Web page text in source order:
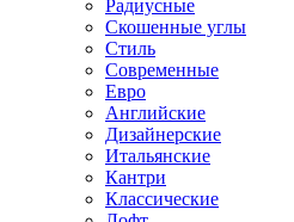
Радиусные
Скошенные углы
Стиль
Современные
Евро
Английские
Дизайнерские
Итальянские
Кантри
Классические